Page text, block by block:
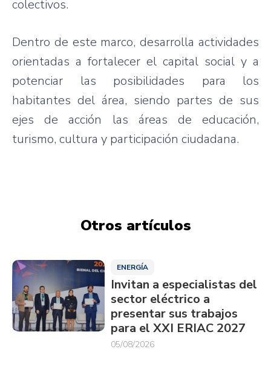
colectivos.
Dentro de este marco,desarrolla actividades
orientadas afortalecer el capital social y a
potenciar
las posibilidades para los
habitantes del área, siendo partes de sus
ejes deacción las áreas deeducación,
turismo, cultura y participación ciudadana.
Otros artículos
ENERGÍA
Invitan a especialistas del
sector eléctrico a
presentar sus trabajos
para el XXI ERIAC 2027
05/08/2026